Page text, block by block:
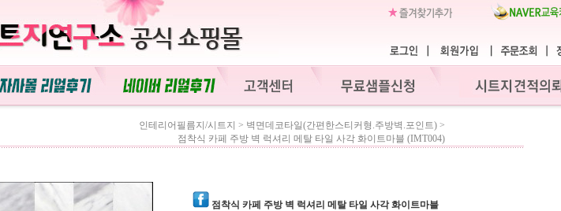
인테리어필름지/시트지 > 벽면데코타일(간편한스티커형.주방벽.포인트) >
점착식 카페 주방 벽 럭셔리 메탈 타일 사각 화이트마블 (IMT004)
점착식 카페 주방 벽 럭셔리 메탈 타일 사각 화이트마블